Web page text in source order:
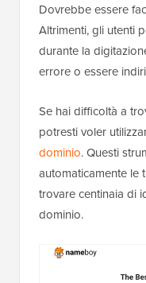
Dovrebbe essere
Altrimenti, gli utenti
durante la
errore o essere
Se hai difficoltà a
potresti voler
dominio. Questi
automaticamente le
trovare centinaia di
dominio.